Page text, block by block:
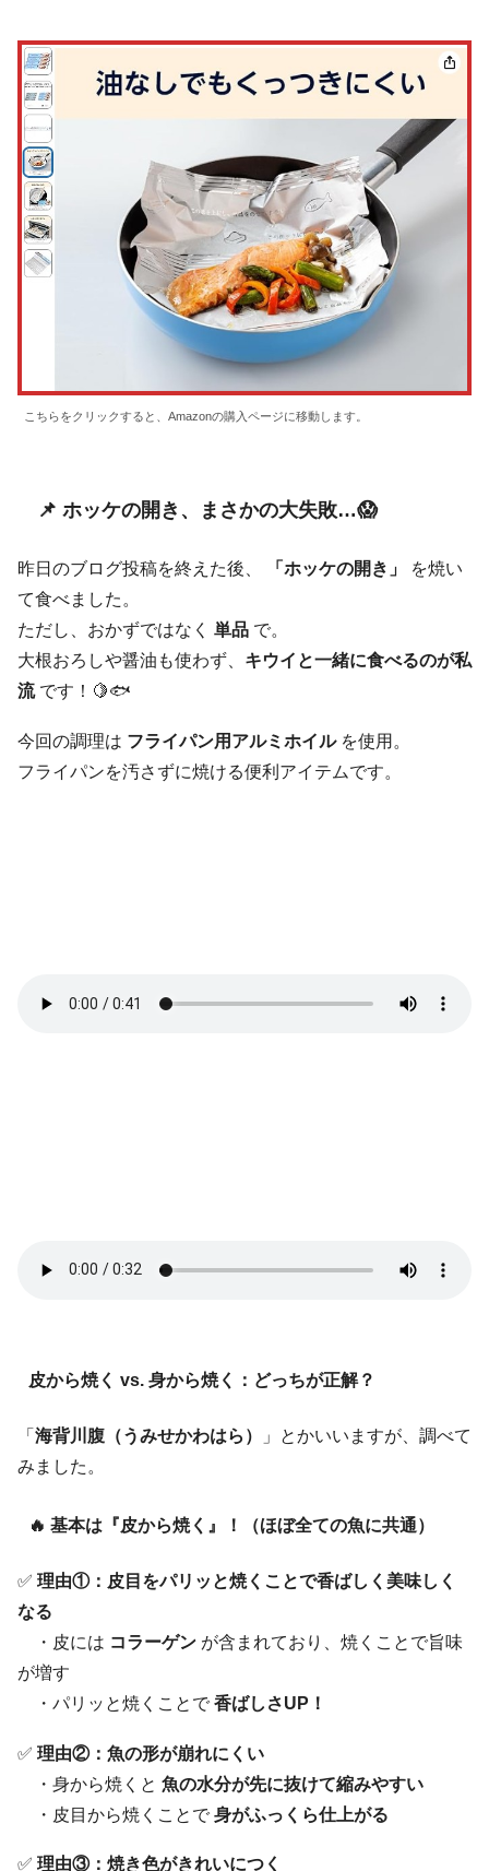
こちらをクリックすると、Amazonの購入ページに移動します。
📌 ホッケの開き、まさかの大失敗…😱
昨日のブログ投稿を終えた後、 「ホッケの開き」
を焼い
て食べました。
ただし、おかずではなく 単品 で。
大根おろしや醤油も使わず、 キウイと一緒に食べるのが私
流です！🍋🐟
今回の調理は フライパン用アルミホイルを使用。
フライパンを汚さずに焼ける便利アイテムです。
皮から焼く vs. 身から焼く：どっちが正解？
「 海背川腹（うみせかわはら）
」とかいいますが、調べて
みました。
🔥 基本は『皮から焼く』！（ほぼ全ての魚に共通）
✅ 理由①：皮目をパリッと焼くことで香ばしく美味しく
なる
・皮には コラーゲン が含まれており、焼くことで旨味
が増す
・パリッと焼くことで 香ばしさUP！
✅ 理由②：魚の形が崩れにくい
・身から焼くと 魚の水分が先に抜けて縮みやすい
・皮目から焼くことで 身がふっくら仕上がる
✅ 理由③：焼き色がきれいにつく